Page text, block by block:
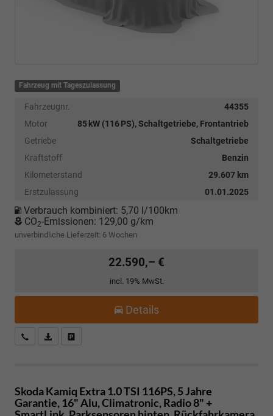
Fahrzeug mit Tageszulassung
Fahrzeugnr.
44355
Motor
85 kW (116 PS), Schaltgetriebe, Frontantrieb
Getriebe
Schaltgetriebe
Kraftstoff
Benzin
Kilometerstand
29.607 km
Erstzulassung
01.01.2025
Verbrauch kombiniert: 5,70 l/100km
CO2-Emissionen: 129,00 g/km
unverbindliche Lieferzeit: 6 Wochen
22.590,– €
incl. 19% MwSt.
Details
Kostenloser Rückruf-Service
PDF-Datei, Fahrzeugexposé drucken
Skoda Kamiq Extra 1.0 TSI 116PS, 5 Jahre
Garantie, 16" Alu, Climatronic, Radio 8" +